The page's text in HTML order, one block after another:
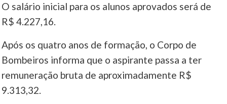
O salário inicial para os alunos aprovados será de
R$ 4.227,16.
Após os quatro anos de formação, o Corpo de
Bombeiros informa que o aspirante passa a ter
remuneração bruta de aproximadamente R$
9.313,32.